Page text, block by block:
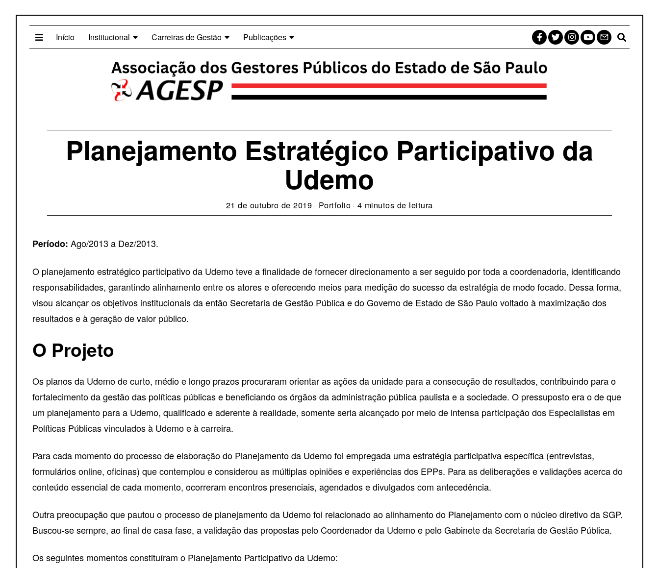
Início Institucional Carreiras de Gestão Publicações
Planejamento Estratégico Participativo da
Udemo
21 de outubro de 2019 Portfolio 4 minutos de leitura
Período: Ago/2013 a Dez/2013.
O planejamento estratégico participativo da Udemo teve a finalidade de fornecer direcionamento a ser seguido por toda a coordenadoria, identificando
responsabilidades, garantindo alinhamento entre os atores e oferecendo meios para medição do sucesso da estratégia de modo focado. Dessa forma,
visou alcançar os objetivos institucionais da então Secretaria de Gestão Pública e do Governo de Estado de São Paulo voltado à maximização dos
resultados e à geração de valor público.
O Projeto
Os planos da Udemo de curto, médio e longo prazos procuraram orientar as ações da unidade para a consecução de resultados, contribuindo para o
fortalecimento da gestão das políticas públicas e beneficiando os órgãos da administração pública paulista e a sociedade. O pressuposto era o de que
um planejamento para a Udemo, qualificado e aderente à realidade, somente seria alcançado por meio de intensa participação dos Especialistas em
Políticas Públicas vinculados à Udemo e à carreira.
Para cada momento do processo de elaboração do Planejamento da Udemo foi empregada uma estratégia participativa específica (entrevistas,
formulários online, oficinas) que contemplou e considerou as múltiplas opiniões e experiências dos EPPs. Para as deliberações e validações acerca do
conteúdo essencial de cada momento, ocorreram encontros presenciais, agendados e divulgados com antecedência.
Outra preocupação que pautou o processo de planejamento da Udemo foi relacionado ao alinhamento do Planejamento com o núcleo diretivo da SGP.
Buscou-se sempre, ao final de casa fase, a validação das propostas pelo Coordenador da Udemo e pelo Gabinete da Secretaria de Gestão Pública.
Os seguintes momentos constituíram o Planejamento Participativo da Udemo: